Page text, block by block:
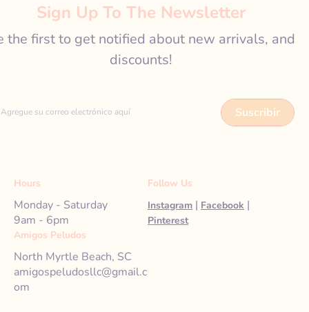
Sign Up To The Newsletter
the first to get notified about new arrivals, and
discounts!
Agregue su correo electrónico aquí Suscribir
Hours
Monday - Saturday
9am - 6pm
Follow Us
Instagram | Facebook |
Pinterest
Amigos Peludos
North Myrtle Beach, SC
amigospeludosllc@gmail.c
om